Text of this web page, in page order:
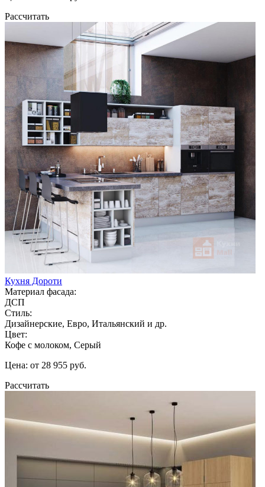
Рассчитать
Кухня Дороти
Материал фасада:
ДСП
Стиль:
Дизайнерские, Евро, Итальянский и др.
Цвет:
Кофе с молоком, Серый
Цена: от 28 955 руб.
Рассчитать